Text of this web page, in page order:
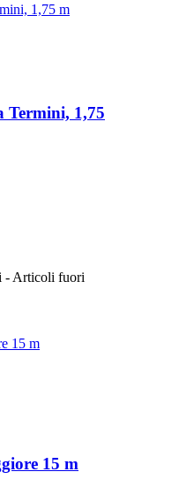
Termini, 1,75
- Articoli fuori
15 m